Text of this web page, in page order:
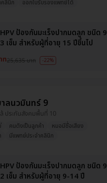
คลินิก
ออกใบรับรองแพทย์ได้
ป้องกันมะเร็งปากมดลูก ชนิด 9
เข็ม สำหรับผู้ที่อายุ 15 ปีขึ้นไป
ท25,635 บาท -22%
ลนวมินทร์ 9
ประกันสังคมพื้นที่ 10
คนดังเป็นลูกค้า
หมอมีชื่อเสียง
มีแพทย์ประจำคลินิก
ป้องกันมะเร็งปากมดลูก ชนิด 9
เข็ม สำหรับผู้ที่อายุ 9-14 ปี